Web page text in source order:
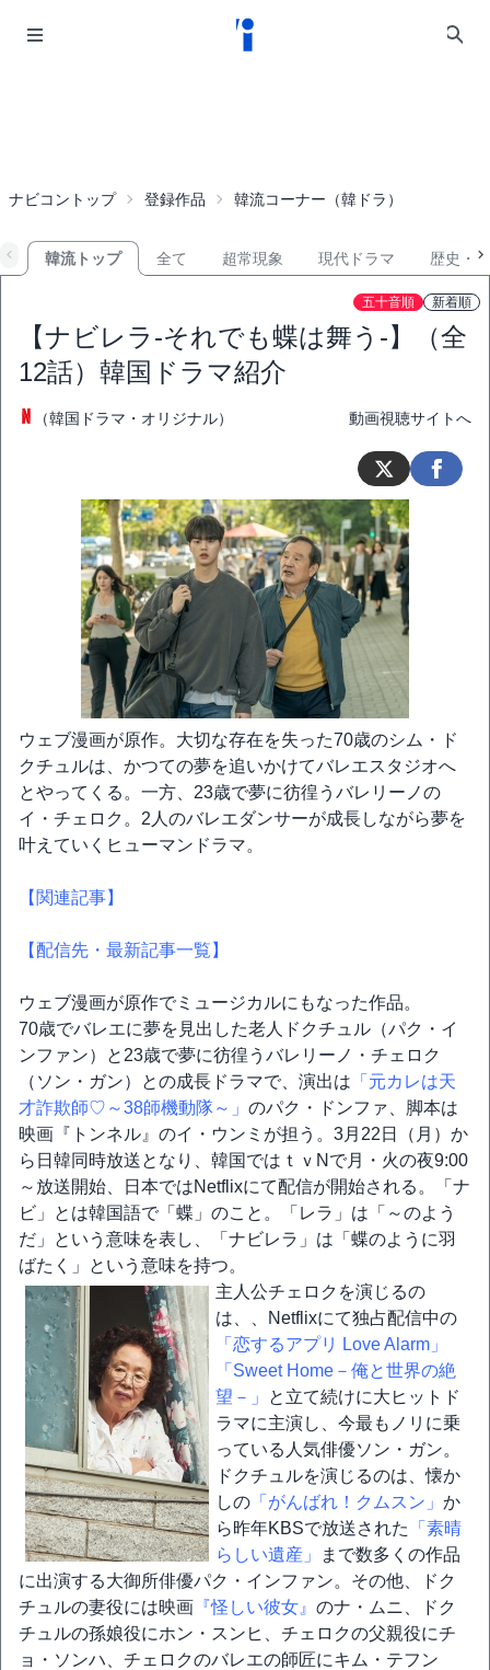
ナビコントップ 登録作品 韓流コーナー（韓ドラ）
韓流トップ 全て 超常現象 現代ドラマ 歴史・
五十音順 新着順
【ナビレラ-それでも蝶は舞う-】（全
12話）韓国ドラマ紹介
（韓国ドラマ・オリジナル） 動画視聴サイトへ
ウェブ漫画が原作。大切な存在を失った70歳のシム・ド
クチュルは、かつての夢を追いかけてバレエスタジオへ
とやってくる。一方、23歳で夢に彷徨うバレリーノの
イ・チェロク。2人のバレエダンサーが成長しながら夢を
叶えていくヒューマンドラマ。
【関連記事】
【配信先・最新記事一覧】
ウェブ漫画が原作でミュージカルにもなった作品。
70歳でバレエに夢を見出した老人ドクチュル（パク・イ
ンファン）と23歳で夢に彷徨うバレリーノ・チェロク
（ソン・ガン）との成長ドラマで、演出は 「元カレは天
才詐欺師♡～38師機動隊～」 のパク・ドンファ、脚本は
映画『トンネル』のイ・ウンミが担う。3月22日（月）か
ら日韓同時放送となり、韓国ではｔｖNで月・火の夜9:00
～放送開始、日本ではNetflixにて配信が開始される。「ナ
ビ」とは韓国語で「蝶」のこと。「レラ」は「～のよう
だ」という意味を表し、「ナビレラ」は「蝶のように羽
ばたく」という意味を持つ。
主人公チェロクを演じるの
は、、Netflixにて独占配信中の
「恋するアプリ Love Alarm」
「Sweet Home－俺と世界の絶
望－」
と立て続けに大ヒットド
ラマに主演し、今最もノリに乗
っている人気俳優ソン・ガン。
ドクチュルを演じるのは、懐か
しの 「がんばれ！クムスン」 か
ら昨年KBSで放送された
「素晴
らしい遺産」
まで数多くの作品
に出演する大御所俳優パク・インファン。その他、ドク
チュルの妻役には映画 『怪しい彼女』 のナ・ムニ、ドク
チュルの孫娘役にホン・スンヒ、チェロクの父親役にチ
ョ・ソンハ、チェロクのバレエの師匠にキム・テフン